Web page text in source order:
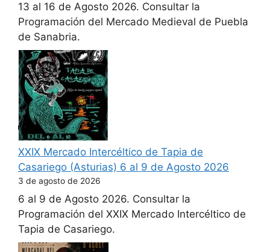
13 al 16 de Agosto 2026. Consultar la
Programación del Mercado Medieval de Puebla
de Sanabria.
XXIX Mercado Intercéltico de Tapia de
Casariego (Asturias) 6 al 9 de Agosto 2026
3 de agosto de 2026
6 al 9 de Agosto 2026. Consultar la
Programación del XXIX Mercado Intercéltico de
Tapia de Casariego.